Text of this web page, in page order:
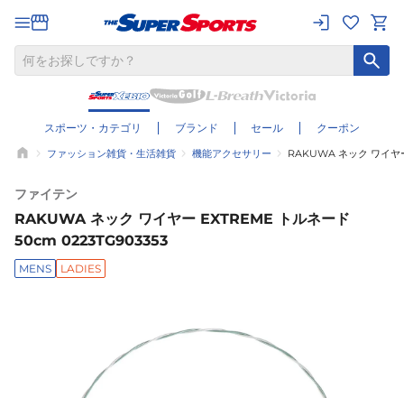
スポーツ・カテゴリ ブランド セール クーポン
ファッション雑貨・生活雑貨 機能アクセサリー RAKUWA ネック ワイ
ファイテン
RAKUWA ネック ワイヤー EXTREME トルネード
50cm 0223TG903353
MENS LADIES